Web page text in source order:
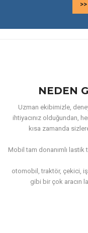
NEDEN
Uzman ekibimizle,
ihtiyacınız olduğundan,
kısa zamanda
Mobil tam donanımlı lastik
otomobil, traktör, çekici,
gibi bir çok aracın